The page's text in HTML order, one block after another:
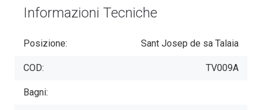
Informazioni Tecniche
Posizione: Sant Josep de sa Talaia
COD: TV009A
Bagni: